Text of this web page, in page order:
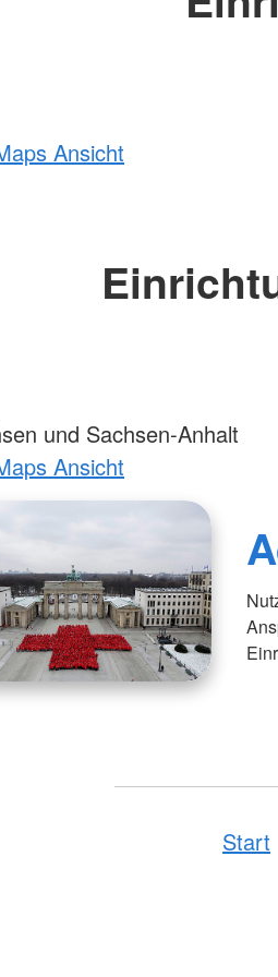
Ansicht
und Sachsen-Anhalt
Ansicht
Start